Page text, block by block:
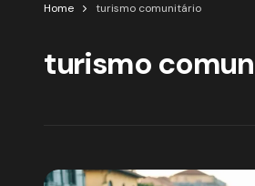
Home turismo comunitário
turismo